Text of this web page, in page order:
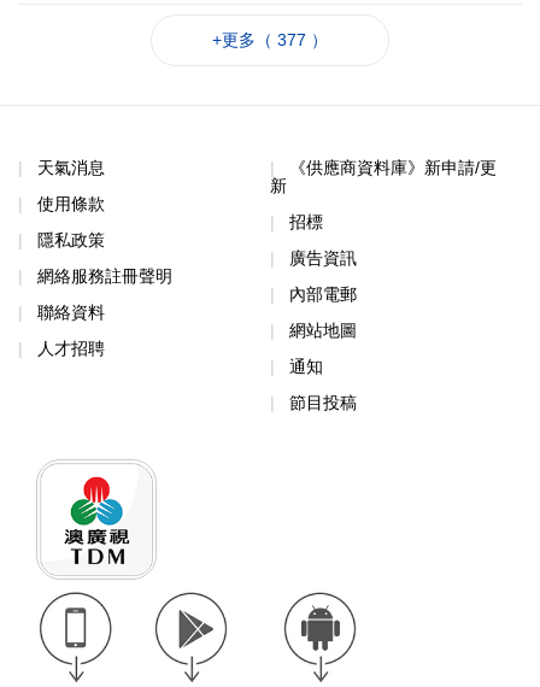
+更多（ 377 ）
天氣消息
使用條款
隱私政策
網絡服務註冊聲明
聯絡資料
人才招聘
《供應商資料庫》新申請/更
新
招標
廣告資訊
內部電郵
網站地圖
通知
節目投稿